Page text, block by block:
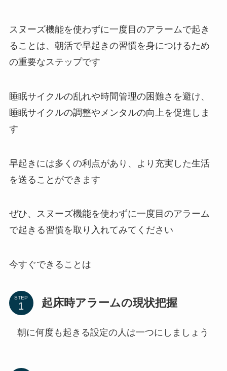
スヌーズ機能を使わずに一度目のアラームで起き
ることは、朝活で早起きの習慣を身につけるため
の重要なステップです
睡眠サイクルの乱れや時間管理の困難さを避け、
睡眠サイクルの調整やメンタルの向上を促進しま
す
早起きには多くの利点があり、より充実した生活
を送ることができます
ぜひ、スヌーズ機能を使わずに一度目のアラーム
で起きる習慣を取り入れてみてください
今すぐできることは
STEP 起床時アラームの現状把握
朝に何度も起きる設定の人は一つにしましょう